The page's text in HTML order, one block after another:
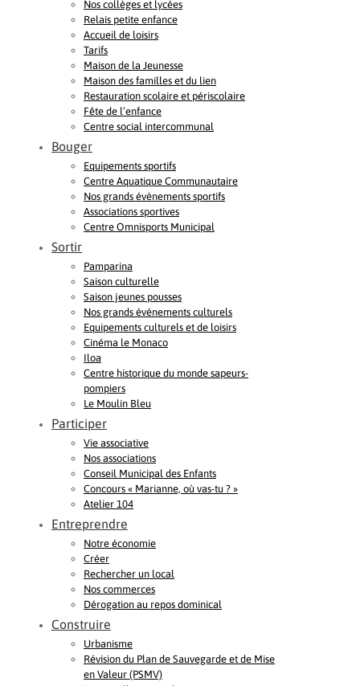
Nos collèges et lycées
Relais petite enfance
Accueil de loisirs
Tarifs
Maison de la Jeunesse
Maison des familles et du lien
Restauration scolaire et périscolaire
Fête de l’enfance
Centre social intercommunal
Bouger
Equipements sportifs
Centre Aquatique Communautaire
Nos grands évènements sportifs
Associations sportives
Centre Omnisports Municipal
Sortir
Pamparina
Saison culturelle
Saison jeunes pousses
Nos grands événements culturels
Equipements culturels et de loisirs
Cinéma le Monaco
Iloa
Centre historique du monde sapeurs-
pompiers
Le Moulin Bleu
Participer
Vie associative
Nos associations
Conseil Municipal des Enfants
Concours « Marianne, où vas-tu ? »
Atelier 104
Entreprendre
Notre économie
Créer
Rechercher un local
Nos commerces
Dérogation au repos dominical
Construire
Urbanisme
Révision du Plan de Sauvegarde et de Mise
en Valeur (PSMV)